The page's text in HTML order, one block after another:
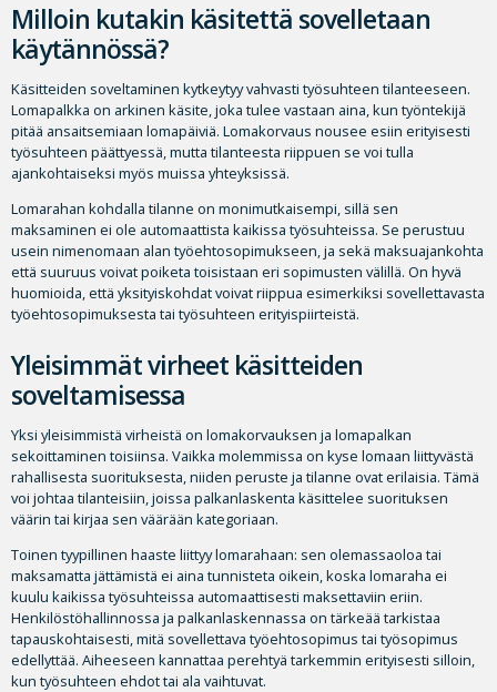
Milloin kutakin käsitettä sovelletaan
käytännössä?
Käsitteiden soveltaminen kytkeytyy vahvasti työsuhteen tilanteeseen.
Lomapalkka on arkinen käsite, joka tulee vastaan aina, kun työntekijä
pitää ansaitsemiaan lomapäiviä. Lomakorvaus nousee esiin erityisesti
työsuhteen päättyessä, mutta tilanteesta riippuen se voi tulla
ajankohtaiseksi myös muissa yhteyksissä.
Lomarahan kohdalla tilanne on monimutkaisempi, sillä sen
maksaminen ei ole automaattista kaikissa työsuhteissa. Se perustuu
usein nimenomaan alan työehtosopimukseen, ja sekä maksuajankohta
että suuruus voivat poiketa toisistaan eri sopimusten välillä. On hyvä
huomioida, että yksityiskohdat voivat riippua esimerkiksi sovellettavasta
työehtosopimuksesta tai työsuhteen erityispiirteistä.
Yleisimmät virheet käsitteiden
soveltamisessa
Yksi yleisimmistä virheistä on lomakorvauksen ja lomapalkan
sekoittaminen toisiinsa. Vaikka molemmissa on kyse lomaan liittyvästä
rahallisesta suorituksesta, niiden peruste ja tilanne ovat erilaisia. Tämä
voi johtaa tilanteisiin, joissa palkanlaskenta käsittelee suorituksen
väärin tai kirjaa sen väärään kategoriaan.
Toinen tyypillinen haaste liittyy lomarahaan: sen olemassaoloa tai
maksamatta jättämistä ei aina tunnisteta oikein, koska lomaraha ei
kuulu kaikissa työsuhteissa automaattisesti maksettaviin eriin.
Henkilöstöhallinnossa ja palkanlaskennassa on tärkeää tarkistaa
tapauskohtaisesti, mitä sovellettava työehtosopimus tai työsopimus
edellyttää. Aiheeseen kannattaa perehtyä tarkemmin erityisesti silloin,
kun työsuhteen ehdot tai ala vaihtuvat.